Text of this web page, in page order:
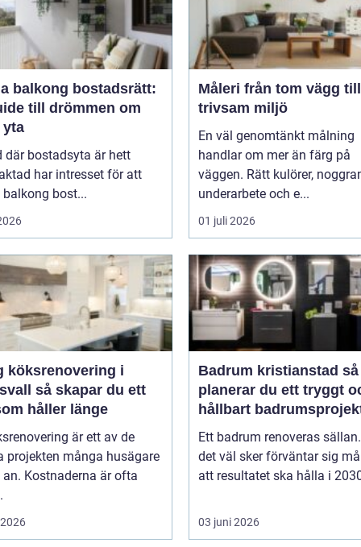
balkong bostadsrätt:
till drömmen om
yta
där bostadsyta är hett
har intresset för att
bost...
Måleri från tom vägg till
trivsam miljö
En väl genomtänkt målning
handlar om mer än färg på
väggen. Rätt kulörer,
underarbete och e...
01 juli 2026
köksrenovering i
du ett
håller länge
är ett av de
projekten många husägare
Kostnaderna är ofta
Badrum kristianstad så
planerar du ett tryggt
hållbart
Ett badrum renoveras
det väl sker förväntar sig
att resultatet ska hålla i
03 juni 2026